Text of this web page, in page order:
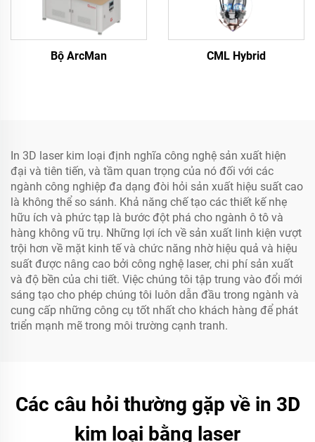
Bộ ArcMan CML Hybrid
In 3D laser kim loại định nghĩa công nghệ sản xuất hiện
đại và tiên tiến, và tầm quan trọng của nó đối với các
ngành công nghiệp đa dạng đòi hỏi sản xuất hiệu suất cao
là không thể so sánh. Khả năng chế tạo các thiết kế nhẹ
hữu ích và phức tạp là bước đột phá cho ngành ô tô và
hàng không vũ trụ. Những lợi ích về sản xuất linh kiện vượt
trội hơn về mặt kinh tế và chức năng nhờ hiệu quả và hiệu
suất được nâng cao bởi công nghệ laser, chi phí sản xuất
và độ bền của chi tiết. Việc chúng tôi tập trung vào đổi mới
sáng tạo cho phép chúng tôi luôn dẫn đầu trong ngành và
cung cấp những công cụ tốt nhất cho khách hàng để phát
triển mạnh mẽ trong môi trường cạnh tranh.
Các câu hỏi thường gặp về in 3D
kim loại bằng laser